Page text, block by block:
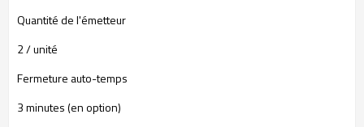
Quantitéde l'émetteur
2/unité
Fermeture auto-temps
3 minutes (en option)